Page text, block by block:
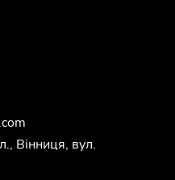
om
Вінниця, вул.